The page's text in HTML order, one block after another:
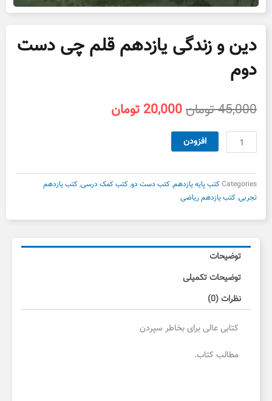
دین و زندگی یازدهم قلم چی دست
دوم
45,000تومانقیمت
بود.
20,000 تومان
و
یازدهم
چی
دست
عدد
افزودن
Categoriesکتب پایه یازدهم,کتب دست دو,کتب کمک درسی,کتب یازدهم
تجربی,کتب یازدهم ریاضی
توضیحات
توضیحات تکمیلی
نظرات (0)
کتابی عالی برای بخاطر سپردن
مطالب کتاب.